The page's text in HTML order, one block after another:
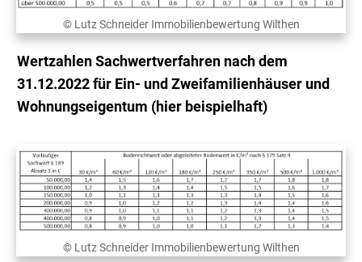
© Lutz Schneider Immobilienbewertung Wilthen
Wertzahlen Sachwertverfahren nach dem
31.12.2022 für Ein- und Zweifamilienhäuser und
Wohnungseigentum (hier beispielhaft)
© Lutz Schneider Immobilienbewertung Wilthen